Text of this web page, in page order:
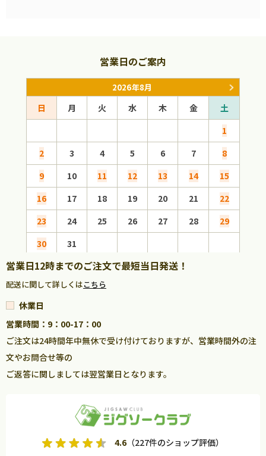
営業日のご案内
2026年8月
日 月 火 水 木 金
土
1
2
3 4 5 6 7
8
9
10 11 12 13 14
15
16
17 18 19 20 21
22
23
24 25 26 27 28
29
30
31
営業日12時までのご注文で最短当日発送！
配送に関して詳しくはこちら
休業日
営業時間：9：00-17：00
ご注文は24時間年中無休で受け付けておりますが、営業時間外の注
文やお問合せ等の
ご返答に関しましては翌営業日となります。
4.6 （227件のショップ評価）